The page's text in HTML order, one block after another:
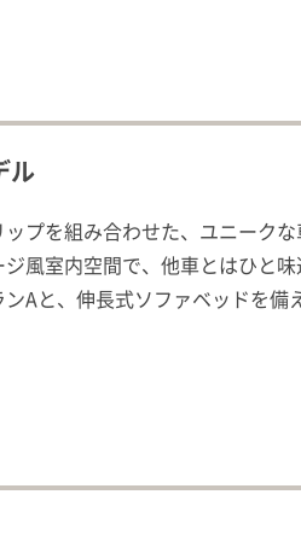
ル
プを組み合わせた、ユニーク
風室内空間で、他車とはひと
Aと、伸長式ソファベッドを